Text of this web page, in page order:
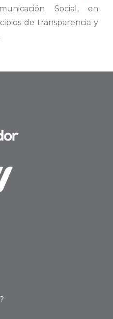
Social, en
de transparencia y